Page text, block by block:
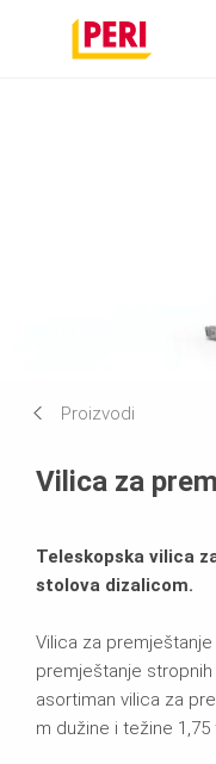
Proizvodi
Vilica za
Teleskopska vilica
stolova dizalicom.
Vilica za
premještanje stropnih
asortiman vilica za
m dužine i težine 1,75